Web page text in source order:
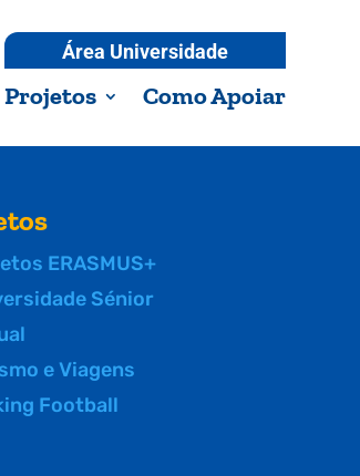
Área Universidade
Projetos Como Apoiar
ERASMUS+
Sénior
e Viagens
Football